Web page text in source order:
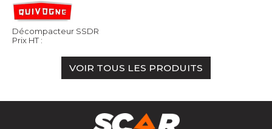
Décompacteur SSDR
Prix HT :
VOIR TOUS LES PRODUITS